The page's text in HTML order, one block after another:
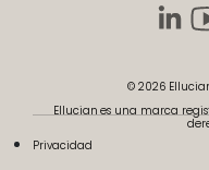
© 2026
Ellucian es una marca
Privacidad